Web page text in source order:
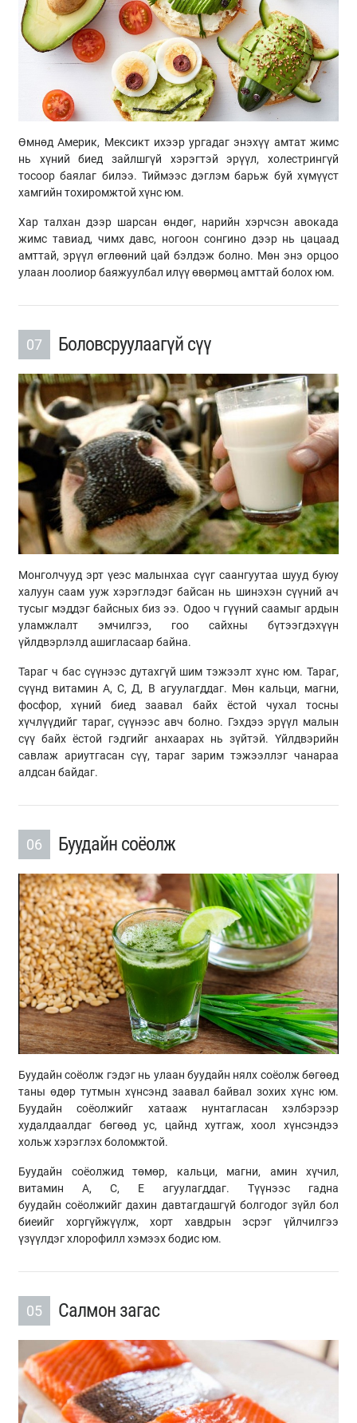
Өмнөд Америк, Мексикт ихээр ургадаг энэхүү амтат жимс
нь хүний биед зайлшгүй хэрэгтэй эрүүл, холестрингүй
тосоор баялаг билээ. Тиймээс дэглэм барьж буй хүмүүст
хамгийн тохиромжтой хүнс юм.
Хар талхан дээр шарсан өндөг, нарийн хэрчсэн авокада
жимс тавиад, чимх давс, ногоон сонгино дээр нь цацаад
амттай, эрүүл өглөөний цай бэлдэж болно. Мөн энэ орцоо
улаан лоолиор баяжуулбал илүү өвөрмөц амттай болох юм.
07 Боловсруулаагүй сүү
Монголчууд эрт үеэс малынхаа сүүг саангуутаа шууд буюу
халуун саам ууж хэрэглэдэг байсан нь шинэхэн сүүний ач
тусыг мэддэг байсных биз ээ. Одоо ч гүүний саамыг ардын
уламжлалт эмчилгээ, гоо сайхны бүтээгдэхүүн
үйлдвэрлэлд ашигласаар байна.
Тараг ч бас сүүнээс дутахгүй шим тэжээлт хүнс юм. Тараг,
сүүнд витамин А, С, Д, В агуулагддаг. Мөн кальци, магни,
фосфор, хүний биед заавал байх ёстой чухал тосны
хүчлүүдийг тараг, сүүнээс авч болно. Гэхдээ эрүүл малын
сүү байх ёстой гэдгийг анхаарах нь зүйтэй. Үйлдвэрийн
савлаж ариутгасан сүү, тараг зарим тэжээллэг чанараа
алдсан байдаг.
06 Буудайн соёолж
Буудайн соёолж гэдэг нь улаан буудайн нялх соёолж бөгөөд
таны өдөр тутмын хүнсэнд заавал байвал зохих хүнс юм.
Буудайн соёолжийг хатааж нунтагласан хэлбэрээр
худалдаалдаг бөгөөд ус, цайнд хутгаж, хоол хүнсэндээ
хольж хэрэглэх боломжтой.
Буудайн соёолжид төмөр, кальци, магни, амин хүчил,
витамин А, С, Е агуулагддаг. Түүнээс гадна
буудайн соёолжийг дахин давтагдашгүй болгодог зүйл бол
биеийг хоргүйжүүлж, хорт хавдрын эсрэг үйлчилгээ
үзүүлдэг хлорофилл хэмээх бодис юм.
05 Салмон загас